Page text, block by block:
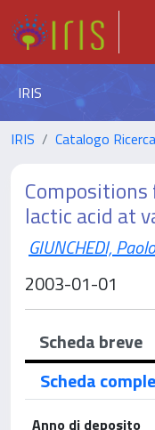
IRIS
IRIS Catalogo Ricerca
lactic acid at
GIUNCHEDI, Paolo
2003-01-01
Scheda breve
Scheda
Anno di deposito